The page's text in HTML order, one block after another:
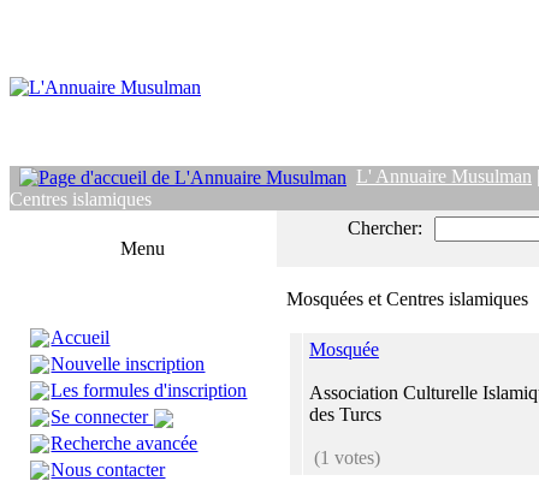
L' Annuaire Musulman
Centres islamiques
Menu
Accueil
Nouvelle inscription
Les formules d'inscription
Se connecter
Recherche avancée
Nous contacter
Chercher:
Mosquées et Centres islamiques
Mosquée
Association Culturelle
des Turcs
(1 votes)